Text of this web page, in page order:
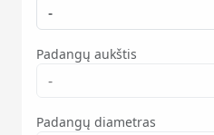
-
Padangų aukštis
-
Padangų diametras